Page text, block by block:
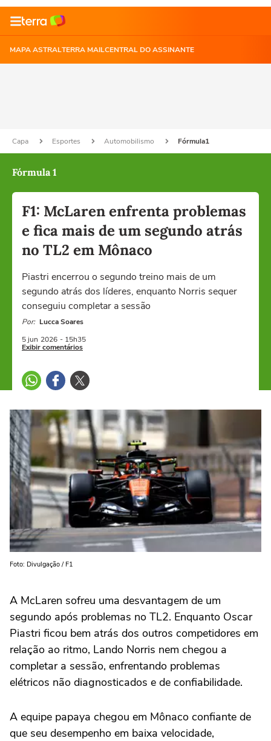
MAPA ASTRALTERRA MAILCENTRAL DO ASSINANTE
Capa Esportes Automobilismo Fórmula1
Fórmula 1
F1: McLaren enfrenta problemas
e fica mais de um segundo atrás
no TL2 em Mônaco
Piastri encerrou o segundo treino mais de um
segundo atrás dos líderes, enquanto Norris sequer
conseguiu completar a sessão
Por: Lucca Soares
5 jun 2026 - 15h35
Exibir comentários
Foto: Divulgação / F1
A McLaren sofreu uma desvantagem de um
segundo após problemas no TL2. Enquanto Oscar
Piastri ficou bem atrás dos outros competidores em
relação ao ritmo, Lando Norris nem chegou a
completar a sessão, enfrentando problemas
elétricos não diagnosticados e de confiabilidade.
A equipe papaya chegou em Mônaco confiante de
que seu desempenho em baixa velocidade,